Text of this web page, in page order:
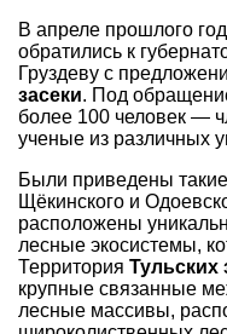
В апреле прошлого
обратились к
Груздеву с
засеки. Под
более 100 человек —
ученые из различных
Были приведены
Щёкинского и
расположены
лесные экосистемы,
Территория Тульских
крупные связанные
лесные массивы,